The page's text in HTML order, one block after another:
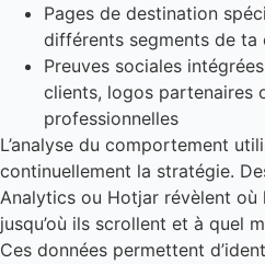
Pages de destination
différents segments de
Preuves sociales
clients, logos partenaires
professionnelles
L’analyse du comportement
continuellement la stratégie.
Analytics ou Hotjar révèlent où
jusqu’où ils scrollent et à quel
Ces données permettent